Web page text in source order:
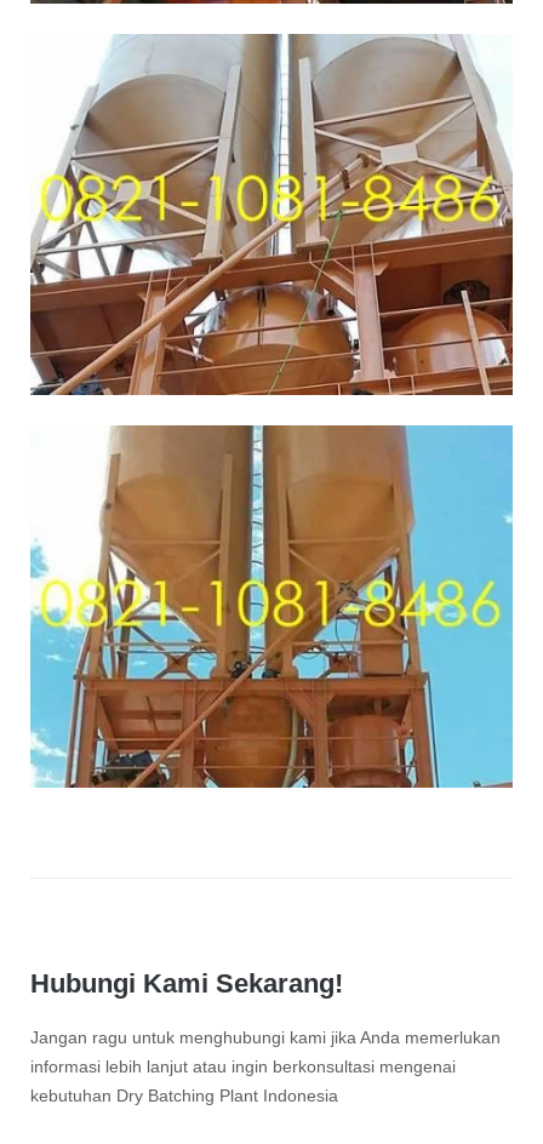
Hubungi Kami Sekarang!
Jangan ragu untuk menghubungi kami jika Anda memerlukan
informasi lebih lanjut atau ingin berkonsultasi mengenai
kebutuhan Dry Batching Plant Indonesia